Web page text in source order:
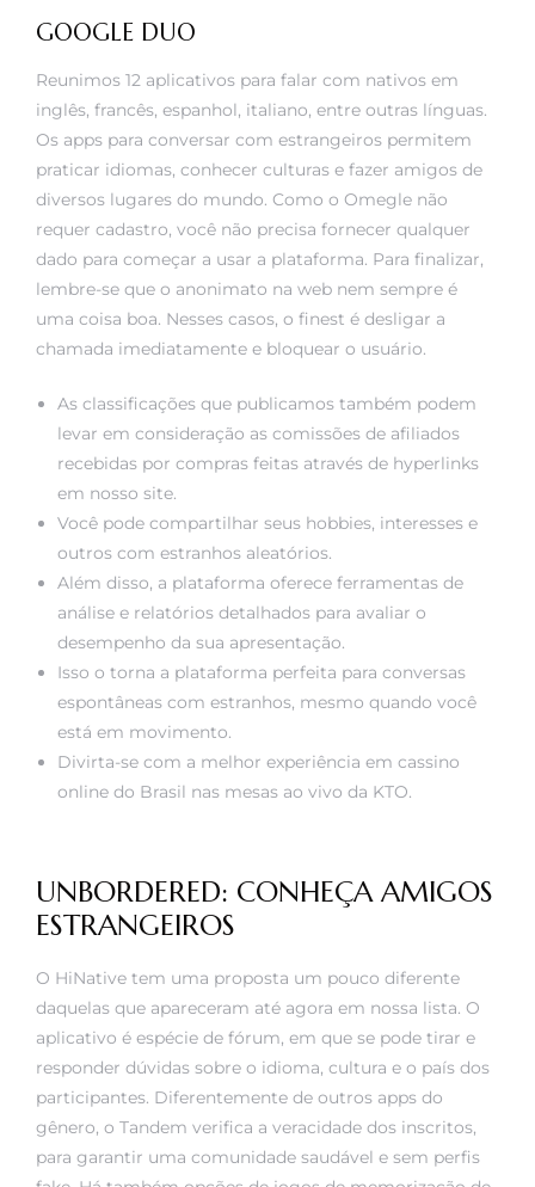
GOOGLE DUO
Reunimos 12 aplicativos para falar com nativos em
inglês, francês, espanhol, italiano, entre outras línguas.
Os apps para conversar com estrangeiros permitem
praticar idiomas, conhecer culturas e fazer amigos de
diversos lugares do mundo. Como o Omegle não
requer cadastro, você não precisa fornecer qualquer
dado para começar a usar a plataforma. Para finalizar,
lembre-se que o anonimato na web nem sempre é
uma coisa boa. Nesses casos, o finest é desligar a
chamada imediatamente e bloquear o usuário.
As classificações que publicamos também podem
levar em consideração as comissões de afiliados
recebidas por compras feitas através de hyperlinks
em nosso site.
Você pode compartilhar seus hobbies, interesses e
outros com estranhos aleatórios.
Além disso, a plataforma oferece ferramentas de
análise e relatórios detalhados para avaliar o
desempenho da sua apresentação.
Isso o torna a plataforma perfeita para conversas
espontâneas com estranhos, mesmo quando você
está em movimento.
Divirta-se com a melhor experiência em cassino
online do Brasil nas mesas ao vivo da KTO.
UNBORDERED: CONHEÇA AMIGOS
ESTRANGEIROS
O HiNative tem uma proposta um pouco diferente
daquelas que apareceram até agora em nossa lista. O
aplicativo é espécie de fórum, em que se pode tirar e
responder dúvidas sobre o idioma, cultura e o país dos
participantes. Diferentemente de outros apps do
gênero, o Tandem verifica a veracidade dos inscritos,
para garantir uma comunidade saudável e sem perfis